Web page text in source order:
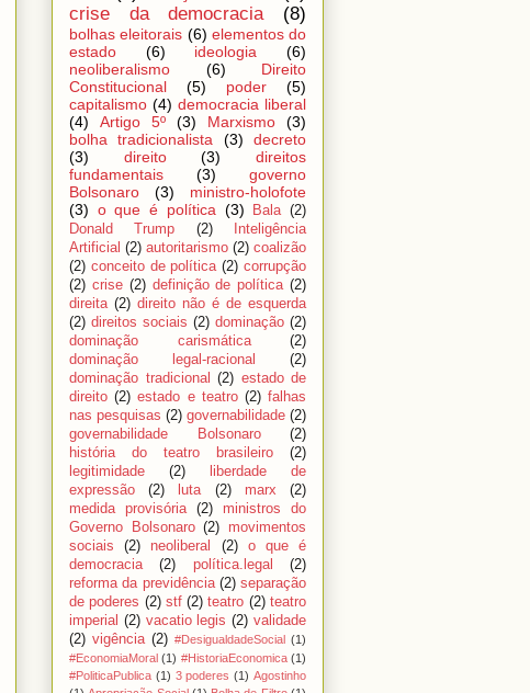
crise da democracia
(8)
bolhas eleitorais (6) elementos do
estado
(6) ideologia
(6)
neoliberalismo
(6)
Direito
Constitucional
(5) poder
(5)
capitalismo (4) democracia liberal
(4)
Artigo 5º (3) Marxismo
(3)
bolha tradicionalista
(3)
decreto
(3)
direito (3)
direitos
fundamentais
(3)
governo
Bolsonaro
(3)
ministro-holofote
(3) o que é política (3) Bala (2)
Donald Trump
(2)
Inteligência
Artificial (2) autoritarismo (2) coalizão
(2) conceito de política (2) corrupção
(2) crise (2) definição de política (2)
direita (2) direito não é de esquerda
(2) direitos sociais (2) dominação (2)
dominação carismática
(2)
dominação legal-racional
(2)
dominação tradicional (2) estado de
direito (2) estado e teatro (2) falhas
nas pesquisas (2) governabilidade (2)
governabilidade Bolsonaro
(2)
história do teatro brasileiro
(2)
legitimidade
(2)
liberdade de
expressão
(2) luta (2) marx
(2)
medida provisória
(2)
ministros do
Governo Bolsonaro (2)
movimentos
sociais
(2) neoliberal (2)
o que é
democracia
(2) política.legal
(2)
reforma da previdência (2) separação
de poderes (2) stf (2) teatro (2) teatro
imperial (2) vacatio legis (2) validade
(2) vigência (2) #DesigualdadeSocial (1)
#EconomiaMoral (1) #HistoriaEconomica (1)
#PoliticaPublica (1) 3 poderes (1) Agostinho